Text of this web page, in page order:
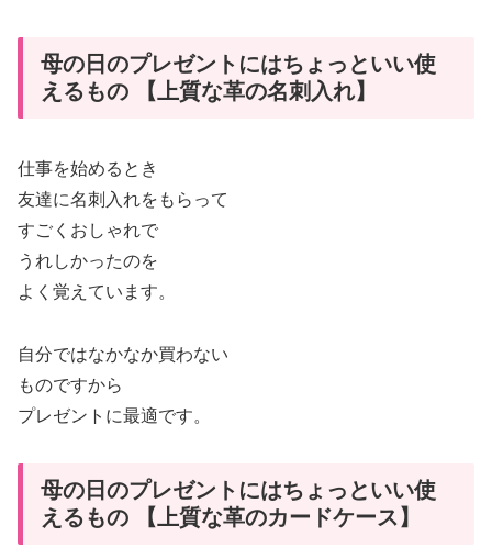
母の日のプレゼントにはちょっといい使
えるもの 【上質な革の名刺入れ】
仕事を始めるとき
友達に名刺入れをもらって
すごくおしゃれで
うれしかったのを
よく覚えています。
自分ではなかなか買わない
ものですから
プレゼントに最適です。
母の日のプレゼントにはちょっといい使
えるもの 【上質な革のカードケース】